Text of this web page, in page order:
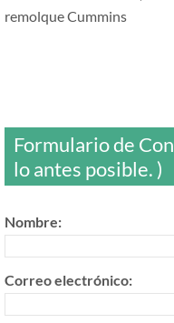
remolque Cummins
Formulario de
lo antes posible. )
Nombre:
Correo electrónico: